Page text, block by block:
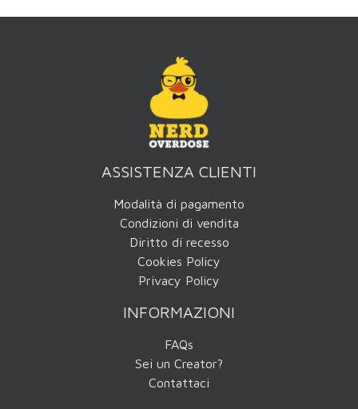
ASSISTENZA CLIENTI
Modalità di pagamento
Condizioni di vendita
Diritto di recesso
Cookies Policy
Privacy Policy
INFORMAZIONI
FAQs
Sei un Creator?
Contattaci